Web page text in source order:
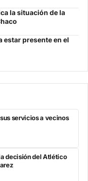
la situación de la
estar presente en el
servicios a vecinos
decisión del Atlético